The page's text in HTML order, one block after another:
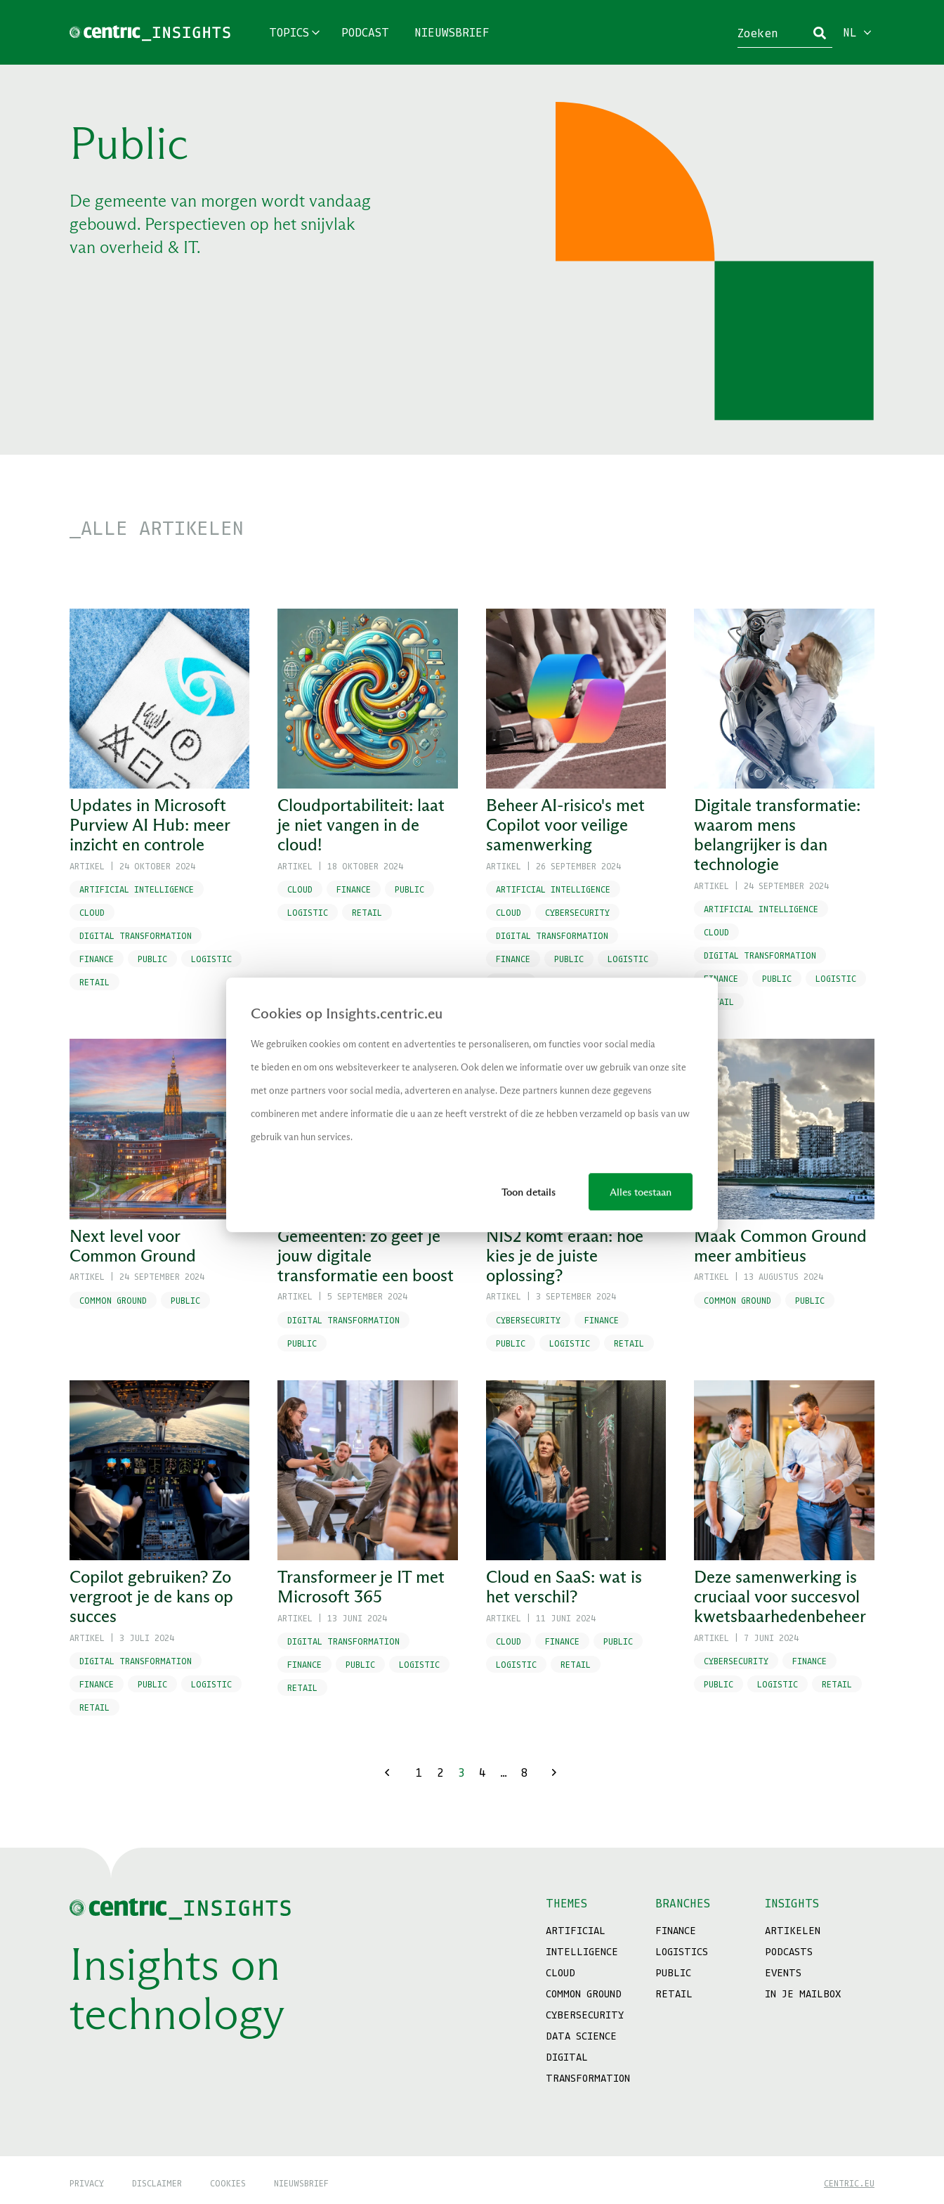
Cookies op Insights.centric.eu
We gebruiken cookies om content en advertenties te personaliseren, om functies voor social media
te bieden en om ons websiteverkeer te analyseren. Ook delen we informatie over uw gebruik van onze site
met onze partners voor social media, adverteren en analyse. Deze partners kunnen deze gegevens
combineren met andere informatie die u aan ze heeft verstrekt of die ze hebben verzameld op basis van uw
gebruik van hun services.
Toon details Alles toestaan
TOPICS PODCAST NIEUWSBRIEF NL
Public
De gemeente van morgen wordt vandaag
gebouwd. Perspectieven op het snijvlak
van overheid & IT.
ALLE ARTIKELEN
Updates in Microsoft
Purview AI Hub: meer
inzicht en controle
ARTIKEL | 24 OKTOBER 2024
ARTIFICIAL INTELLIGENCE
CLOUD
DIGITAL TRANSFORMATION
FINANCE PUBLIC LOGISTIC
RETAIL
Cloudportabiliteit: laat
je niet vangen in de
cloud!
ARTIKEL | 18 OKTOBER 2024
CLOUD FINANCE PUBLIC
LOGISTIC RETAIL
Beheer AI-risico's met
Copilot voor veilige
samenwerking
ARTIKEL | 26 SEPTEMBER 2024
ARTIFICIAL INTELLIGENCE
CLOUD CYBERSECURITY
DIGITAL TRANSFORMATION
FINANCE PUBLIC LOGISTIC
Digitale transformatie:
waarom mens
belangrijker is dan
technologie
ARTIKEL | 24 SEPTEMBER 2024
ARTIFICIAL INTELLIGENCE
CLOUD
DIGITAL TRANSFORMATION
FINANCE PUBLIC LOGISTIC
RETAIL
Next level voor
Common Ground
ARTIKEL 24 SEPTEMBER 2024
COMMON GROUND PUBLIC
Gemeenten: zo geef je
jouw digitale
transformatie een boost
ARTIKEL 5 SEPTEMBER 2024
DIGITAL TRANSFORMATION
PUBLIC
NIS2 komt eraan: hoe
kies je de juiste
oplossing?
ARTIKEL 3 SEPTEMBER 2024
CYBERSECURITY FINANCE
PUBLIC LOGISTIC RETAIL
Maak Common Ground
meer ambitieus
ARTIKEL 13 AUGUSTUS 2024
COMMON GROUND PUBLIC
Copilot gebruiken? Zo
vergroot je de kans op
succes
ARTIKEL | 3 JULI 2024
DIGITAL TRANSFORMATION
FINANCE PUBLIC LOGISTIC
RETAIL
Transformeer je IT met
Microsoft 365
ARTIKEL | 13 JUNI 2024
DIGITAL TRANSFORMATION
FINANCE PUBLIC LOGISTIC
RETAIL
Cloud en SaaS: wat is
het verschil?
ARTIKEL | 11 JUNI 2024
CLOUD FINANCE PUBLIC
LOGISTIC RETAIL
Deze samenwerking is
cruciaal voor succesvol
kwetsbaarhedenbeheer
ARTIKEL | 7 JUNI 2024
CYBERSECURITY FINANCE
PUBLIC LOGISTIC RETAIL
1 2 3 4 …
8
Insights on
technology
THEMES
ARTIFICIAL
INTELLIGENCE
CLOUD
COMMON GROUND
CYBERSECURITY
DATA SCIENCE
DIGITAL
TRANSFORMATION
BRANCHES
FINANCE
LOGISTICS
PUBLIC
RETAIL
INSIGHTS
ARTIKELEN
PODCASTS
EVENTS
IN JE MAILBOX
PRIVACY DISCLAIMER COOKIES NIEUWSBRIEF CENTRIC.EU
Sluiten
THEMES
PODCAST
NIEUWSBRIEF
NL